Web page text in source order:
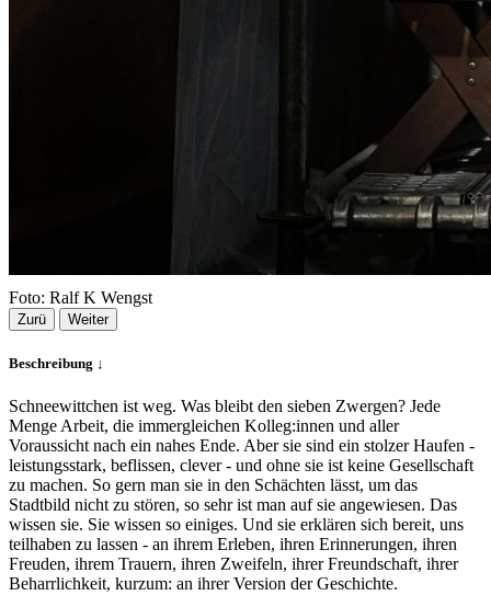
Foto: Ralf K Wengst
Zurü Weiter
Beschreibung ↓
Schneewittchen ist weg. Was bleibt den sieben Zwergen? Jede
Menge Arbeit, die immergleichen Kolleg:innen und aller
Voraussicht nach ein nahes Ende. Aber sie sind ein stolzer Haufen -
leistungsstark, beflissen, clever - und ohne sie ist keine Gesellschaft
zu machen. So gern man sie in den Schächten lässt, um das
Stadtbild nicht zu stören, so sehr ist man auf sie angewiesen. Das
wissen sie. Sie wissen so einiges. Und sie erklären sich bereit, uns
teilhaben zu lassen - an ihrem Erleben, ihren Erinnerungen, ihren
Freuden, ihrem Trauern, ihren Zweifeln, ihrer Freundschaft, ihrer
Beharrlichkeit, kurzum: an ihrer Version der Geschichte.